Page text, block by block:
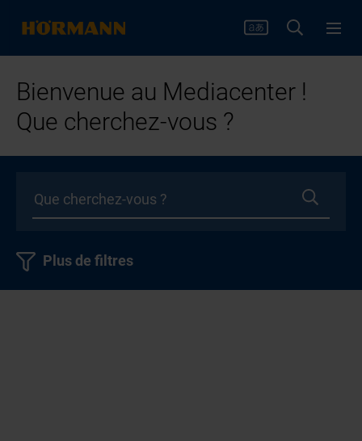
Bienvenue au Mediacenter !
Que cherchez-vous ?
Plus de filtres